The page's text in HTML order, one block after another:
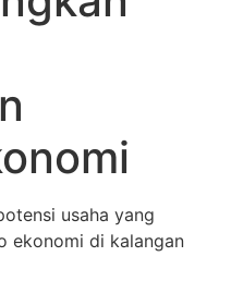
usaha yang
ekonomi di kalangan